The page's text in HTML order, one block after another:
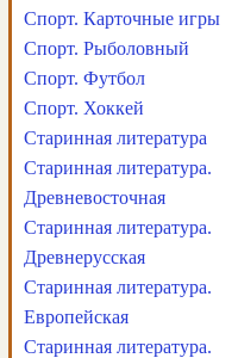
Спорт. Карточные игры
Спорт. Рыболовный
Спорт. Футбол
Спорт. Хоккей
Старинная литература
Старинная литература.
Древневосточная
Старинная литература.
Древнерусская
Старинная литература.
Европейская
Старинная литература.